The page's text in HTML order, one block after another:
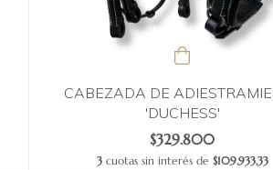
CABEZADA DE
'DUCHESS'
$329.800
3cuotas sin interés de $109.933,33